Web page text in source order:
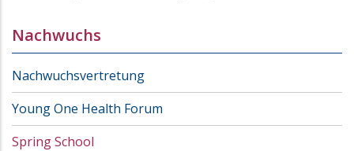
Nachwuchs
Nachwuchsvertretung
Young One Health Forum
Spring School